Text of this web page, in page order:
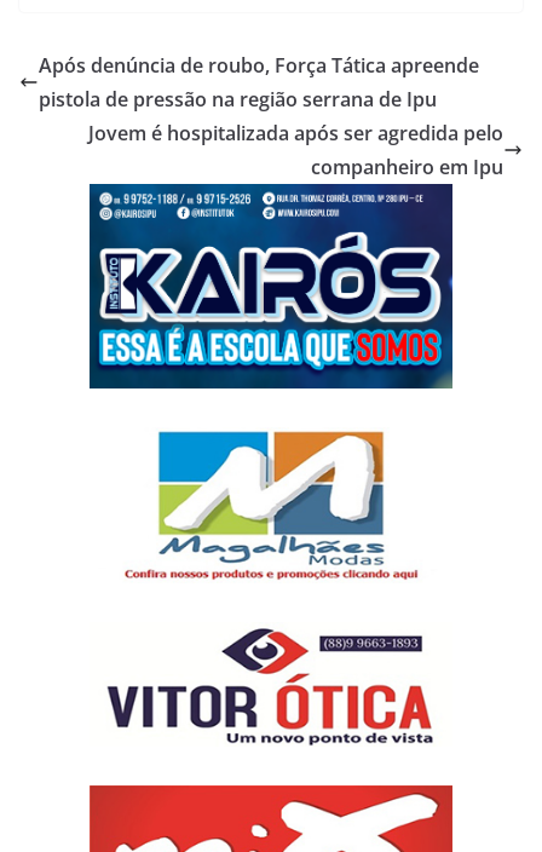
Após denúncia de roubo, Força Tática apreende
pistola de pressão na região serrana de Ipu
Jovem é hospitalizada após ser agredida pelo
companheiro em Ipu